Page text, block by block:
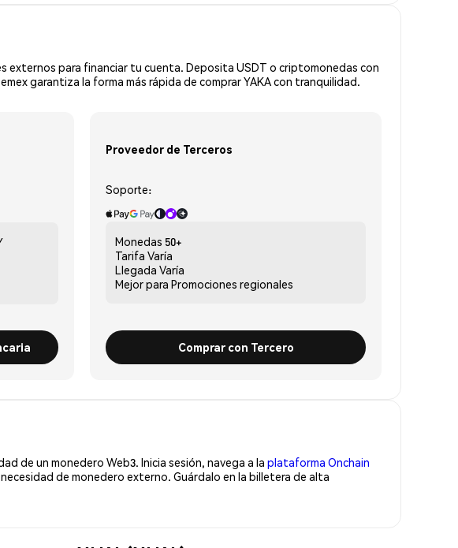
para financiar tu cuenta. Deposita USDT o criptomonedas con
garantiza la forma más rápida de comprar YAKA con tranquilidad.
Proveedor de Terceros
Soporte:
Monedas 50+
Tarifa Varía
Llegada Varía
Mejor para Promociones regionales
Comprar con Tercero
de un monedero Web3. Inicia sesión, navega a la plataforma Onchain
de monedero externo. Guárdalo en la billetera de alta